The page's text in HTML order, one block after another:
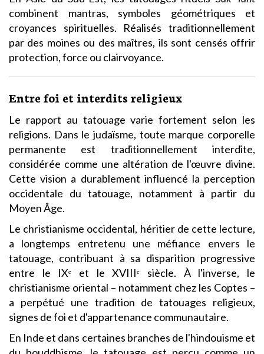
combinent mantras, symboles géométriques et
croyances spirituelles. Réalisés traditionnellement
par des moines ou des maîtres, ils sont censés offrir
protection, force ou clairvoyance.
Entre foi et interdits religieux
Le rapport au tatouage varie fortement selon les
religions. Dans le judaïsme, toute marque corporelle
permanente est traditionnellement interdite,
considérée comme une altération de l'œuvre divine.
Cette vision a durablement influencé la perception
occidentale du tatouage, notamment à partir du
Moyen Âge.
Le christianisme occidental, héritier de cette lecture,
a longtemps entretenu une méfiance envers le
tatouage, contribuant à sa disparition progressive
entre le IXᵉ et le XVIIIᵉ siècle. À l'inverse, le
christianisme oriental – notamment chez les Coptes –
a perpétué une tradition de tatouages religieux,
signes de foi et d'appartenance communautaire.
En Inde et dans certaines branches de l'hindouisme et